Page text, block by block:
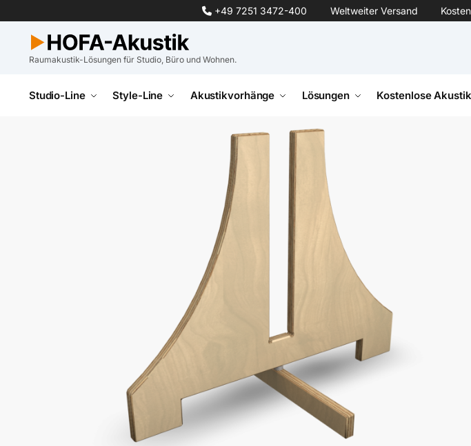
+49 7251 3472-400 Weltweiter Versand
Raumakustik-Lösungen für Studio, Büro und Wohnen.
Studio-Line Style-Line Akustikvorhänge Lösungen Kostenlose